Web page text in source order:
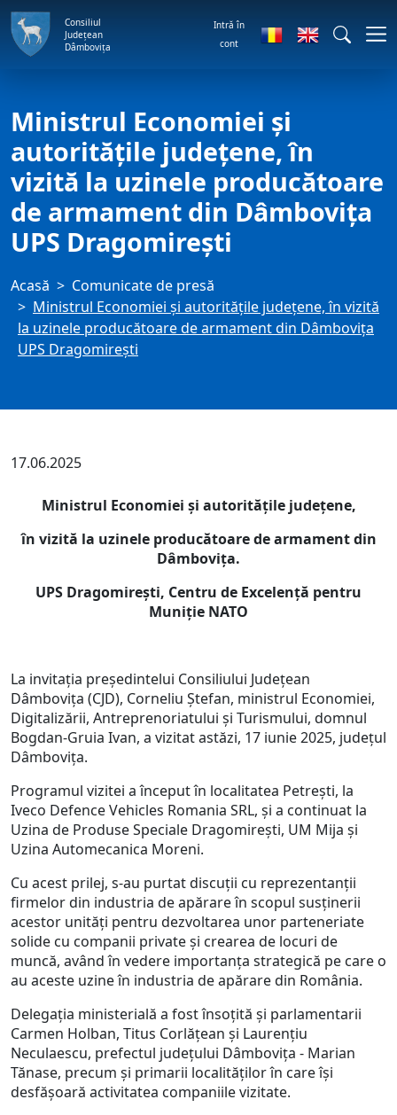
Consiliul
Județean
Dâmbovița
Intră în
cont
Ministrul Economiei și
autoritățile județene, în
vizită la uzinele producătoare
de armament din Dâmbovița
UPS Dragomirești
Acasă
Comunicate de presă
Ministrul Economiei și autoritățile județene, în vizită
la uzinele producătoare de armament din Dâmbovița
UPS Dragomirești
17.06.2025
Ministrul Economiei și autoritățile județene,
în vizită la uzinele producătoare de armament din
Dâmbovița.
UPS Dragomirești, Centru de Excelență pentru
Muniție NATO
La invitația președintelui Consiliului Judeţean
Dâmboviţa (CJD), Corneliu Ștefan, ministrul Economiei,
Digitalizării, Antreprenoriatului și Turismului, domnul
Bogdan-Gruia Ivan, a vizitat astăzi, 17 iunie 2025, județul
Dâmbovița.
Programul vizitei a început în localitatea Petrești, la
Iveco Defence Vehicles Romania SRL, și a continuat la
Uzina de Produse Speciale Dragomirești, UM Mija și
Uzina Automecanica Moreni.
Cu acest prilej, s-au purtat discuții cu reprezentanții
firmelor din industria de apărare în scopul susținerii
acestor unități pentru dezvoltarea unor parteneriate
solide cu companii private și crearea de locuri de
muncă, având în vedere importanța strategică pe care o
au aceste uzine în industria de apărare din România.
Delegația ministerială a fost însoțită și parlamentarii
Carmen Holban, Titus Corlățean și Laurențiu
Neculaescu, prefectul județului Dâmbovița - Marian
Tănase, precum și primarii localităților în care își
desfășoară activitatea companiile vizitate.